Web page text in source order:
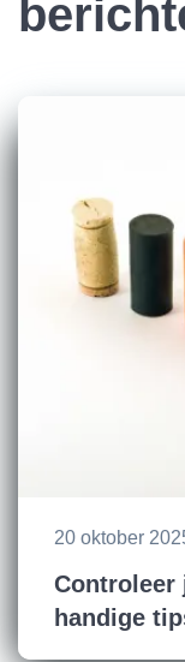
20 oktober
Controleer
handige